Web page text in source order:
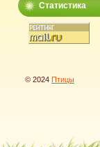
Статистика
© 2024 Птицы